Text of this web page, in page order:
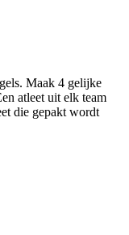
Maak 4 gelijke
atleet uit elk team
die gepakt wordt